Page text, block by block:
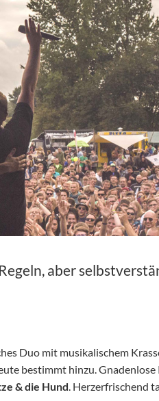
aber
Duo mit musikalischem
bestimmt hinzu.
& die Hund . Herzerfrischend